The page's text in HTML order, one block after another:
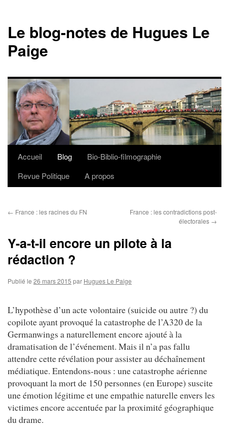
Le blog-notes de Hugues Le
Paige
Aller
Accueil Blog
Bio-Biblio-filmographie
Revue Politique
A propos
← France : les racines du FN
France : les contradictions post-
électorales →
Y-a-t-il encore un pilote à la
rédaction ?
Publié le 26 mars 2015 par Hugues Le Paige
L’hypothèse d’un acte volontaire (suicide ou autre ?) du
copilote ayant provoqué la catastrophe de l’A320 de la
Germanwings a naturellement encore ajouté à la
dramatisation de l’événement. Mais il n’a pas fallu
attendre cette révélation pour assister au déchaînement
médiatique. Entendons-nous : une catastrophe aérienne
provoquant la mort de 150 personnes (en Europe) suscite
une émotion légitime et une empathie naturelle envers les
victimes encore accentuée par la proximité géographique
du drame.